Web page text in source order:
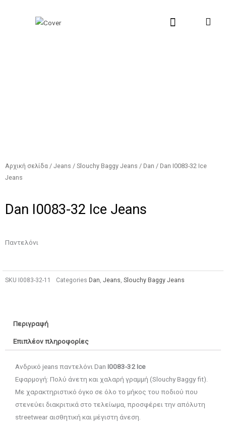
Αρχική σελίδα / Jeans / Slouchy Baggy Jeans / Dan / Dan I0083-32 Ice
Jeans
Dan I0083-32 Ice Jeans
Παντελόνι
SKU Ι0083-32-11 Categories Dan Jeans Slouchy Baggy Jeans
Περιγραφή
Επιπλέον πληροφορίες
Ανδρικό jeans παντελόνι Dan I0083-32 Ice
Εφαρμογή: Πολύ άνετη και χαλαρή γραμμή (Slouchy Baggy fit).
Με χαρακτηριστικό όγκο σε όλο το μήκος του ποδιού που
στενεύει διακριτικά στο τελείωμα, προσφέρει την απόλυτη
streetwear αισθητική και μέγιστη άνεση.